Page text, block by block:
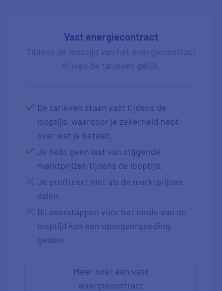
Vast energiecontract
Tijdens de looptijd van het energiecontract
blijven de tarieven gelijk.
De tarieven staan vast tijdens de
looptijd, waardoor je zekerheid hebt
over wat je betaalt.
Je hebt geen last van stijgende
marktprijzen tijdens de looptijd.
Je profiteert niet als de marktprijzen
dalen.
Bij overstappen vóór het einde van de
looptijd kan een opzegvergoeding
gelden.
Meer over een vast
energiecontract